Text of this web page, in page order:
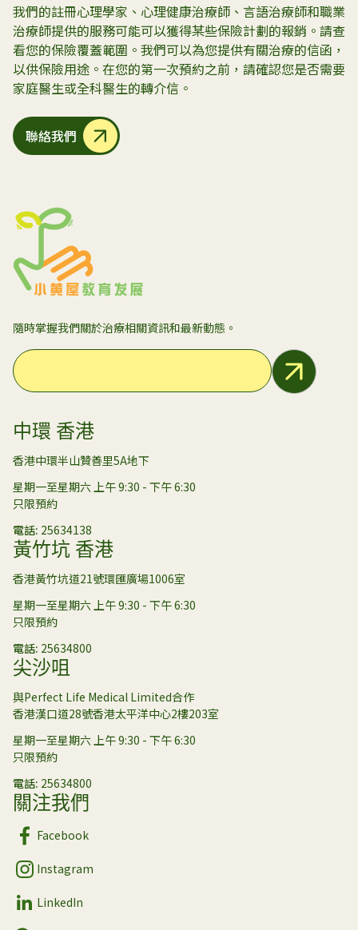
我們的註冊心理學家、心理健康治療師、言語治療師和職業
治療師提供的服務可能可以獲得某些保險計劃的報銷。請查
看您的保險覆蓋範圍。我們可以為您提供有關治療的信函，
以供保險用途。在您的第一次預約之前，請確認您是否需要
家庭醫生或全科醫生的轉介信。
聯絡我們
隨時掌握我們關於治療相關資訊和最新動態。
Email Address
中環 香港
香港中環半山贊善里5A地下
星期一至星期六 上午 9:30 - 下午 6:30
只限預約
電話 25634138
黃竹坑 香港
香港黃竹坑道21號環匯廣場1006室
星期一至星期六 上午 9:30 - 下午 6:30
只限預約
電話 25634800
尖沙咀
與Perfect Life Medical Limited合作
香港漢口道28號香港太平洋中心2樓203室
星期一至星期六 上午 9:30 - 下午 6:30
只限預約
電話 25634800
關注我們
Facebook
Instagram
LinkedIn